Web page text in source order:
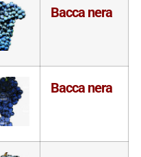
Bacca nera
Bacca nera